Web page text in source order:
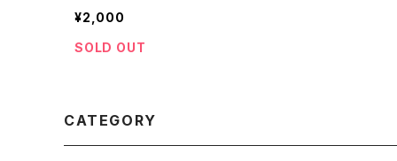
バナ―ブエナ・ビスタ・ソシアル・クラブ・ストーリー
¥2,000
SOLD OUT
CATEGORY